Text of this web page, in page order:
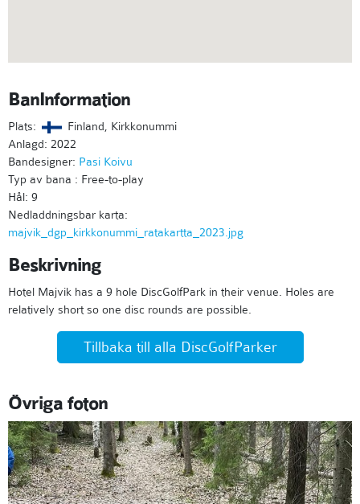
BanInformation
Plats:
Finland, Kirkkonummi
Anlagd: 2022
Bandesigner: Pasi Koivu
Typ av bana : Free-to-play
Hål: 9
Nedladdningsbar karta:
majvik_dgp_kirkkonummi_ratakartta_2023.jpg
Beskrivning
Hotel Majvik has a 9 hole DiscGolfPark in their venue. Holes are
relatively short so one disc rounds are possible.
Tillbaka till alla DiscGolfParker
Övriga foton